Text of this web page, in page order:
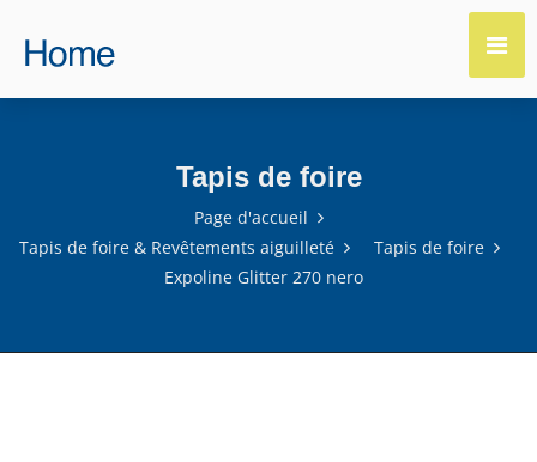
Tapis de foire
Page d'accueil
Tapis de foire & Revêtements aiguilleté
Tapis de foire
Expoline Glitter 270 nero